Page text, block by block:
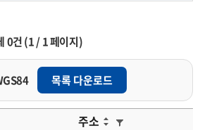
0건(1/1페이지)
목록 다운로드
주소